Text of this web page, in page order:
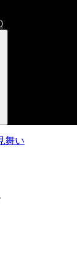
舞い